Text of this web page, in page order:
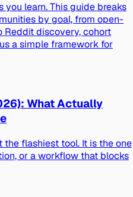
learn. This guide breaks
by goal, from open-
Reddit discovery, cohort
a simple framework for
What Actually
the flashiest tool. It is the one
or a workflow that blocks